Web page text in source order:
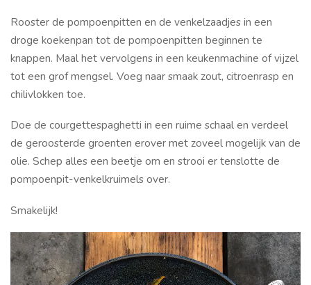
Rooster de pompoenpitten en de venkelzaadjes in een
droge koekenpan tot de pompoenpitten beginnen te
knappen. Maal het vervolgens in een keukenmachine of vijzel
tot een grof mengsel. Voeg naar smaak zout, citroenrasp en
chilivlokken toe.
Doe de courgettespaghetti in een ruime schaal en verdeel
de geroosterde groenten erover met zoveel mogelijk van de
olie. Schep alles een beetje om en strooi er tenslotte de
pompoenpit-venkelkruimels over.
Smakelijk!